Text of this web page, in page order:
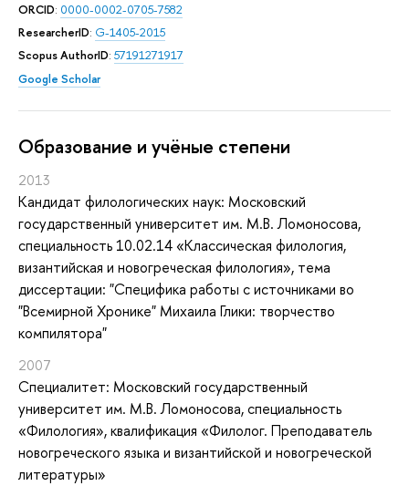
ORCID: 0000-0002-0705-7582
ResearcherID: G-1405-2015
Scopus AuthorID: 57191271917
Google Scholar
Oбразование и учёные степени
2013
Кандидат филологических наук: Московский
государственный университет им. М.В. Ломоносова,
специальность 10.02.14 «Классическая филология,
византийская и новогреческая филология», тема
диссертации: "Специфика работы с источниками во
"Всемирной Хронике" Михаила Глики: творчество
компилятора"
2007
Специалитет: Московский государственный
университет им. М.В. Ломоносова, специальность
«Филология», квалификация «Филолог. Преподаватель
новогреческого языка и византийской и новогреческой
литературы»